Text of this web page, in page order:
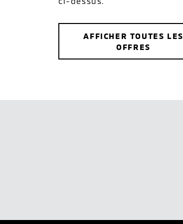
AFFICHER TOUTES LES
OFFRES